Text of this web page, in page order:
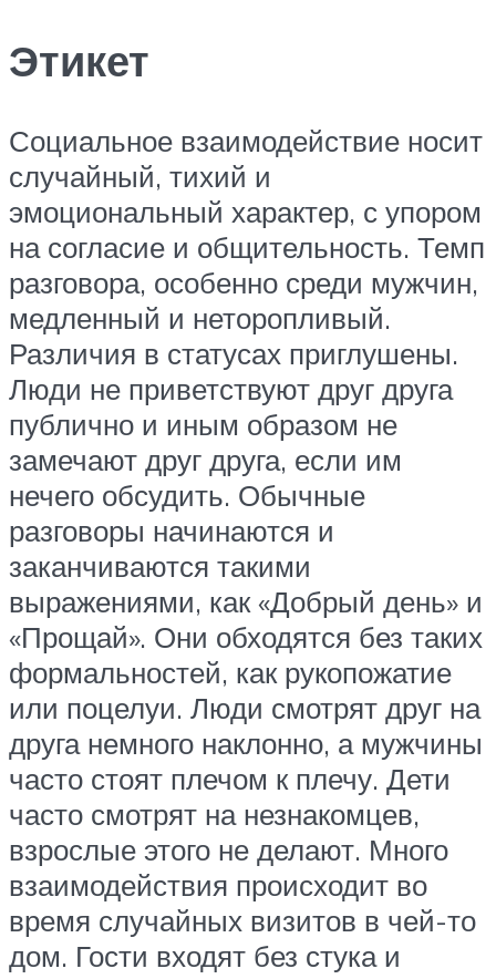
Этикет
Социальное взаимодействие носит
случайный, тихий и
эмоциональный характер, с упором
на согласие и общительность. Темп
разговора, особенно среди мужчин,
медленный и неторопливый.
Различия в статусах приглушены.
Люди не приветствуют друг друга
публично и иным образом не
замечают друг друга, если им
нечего обсудить. Обычные
разговоры начинаются и
заканчиваются такими
выражениями, как «Добрый день» и
«Прощай». Они обходятся без таких
формальностей, как рукопожатие
или поцелуи. Люди смотрят друг на
друга немного наклонно, а мужчины
часто стоят плечом к плечу. Дети
часто смотрят на незнакомцев,
взрослые этого не делают. Много
взаимодействия происходит во
время случайных визитов в чей-то
дом. Гости входят без стука и